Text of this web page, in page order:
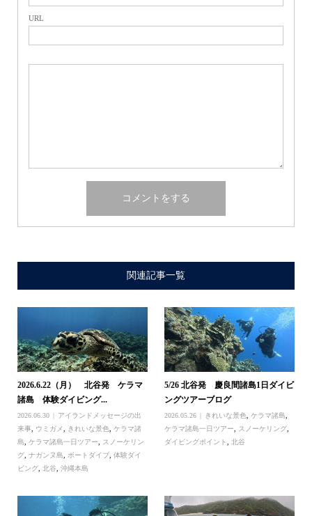
URL
関連記事一覧
2026.6.22（月） 北谷発 ケラマ
諸島 体験ダイビング...
2026.06.30
アイランドメッセージの出
来事, ウミガメ きれいな景色
ケラマ諸
島
ケラマ諸島一日ツアー
スノーケリン
グ, ナガンヌ島 ボートダイブ, 体験ダイ
ビング, 北谷, 沖縄本島
5/26 北谷発 慶良間諸島1日ダイビ
ングツアーブログ
2026.05.26 きれいな景色 ,ケラマ諸島
ケラマ諸島一日ツアー
スノーケリング
ダイビングポイント
,北谷